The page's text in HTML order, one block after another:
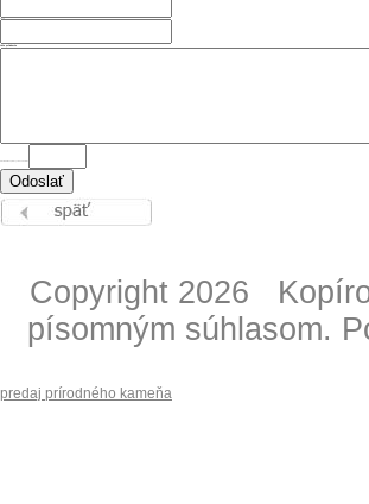
Vaša požiadavka
Copyright 2026
písomným súhlasom.
predaj prírodného kameňa